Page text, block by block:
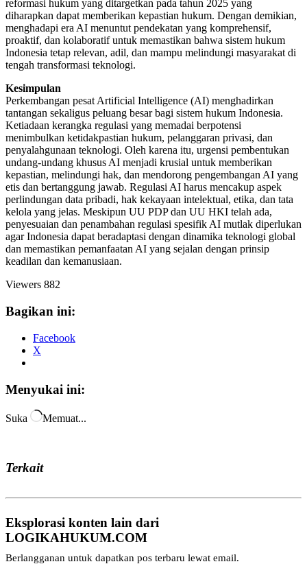
reformasi hukum yang ditargetkan pada tahun 2025 yang
diharapkan dapat memberikan kepastian hukum. Dengan demikian,
menghadapi era AI menuntut pendekatan yang komprehensif,
proaktif, dan kolaboratif untuk memastikan bahwa sistem hukum
Indonesia tetap relevan, adil, dan mampu melindungi masyarakat di
tengah transformasi teknologi.
Kesimpulan
Perkembangan pesat Artificial Intelligence (AI) menghadirkan
tantangan sekaligus peluang besar bagi sistem hukum Indonesia.
Ketiadaan kerangka regulasi yang memadai berpotensi
menimbulkan ketidakpastian hukum, pelanggaran privasi, dan
penyalahgunaan teknologi. Oleh karena itu, urgensi pembentukan
undang-undang khusus AI menjadi krusial untuk memberikan
kepastian, melindungi hak, dan mendorong pengembangan AI yang
etis dan bertanggung jawab. Regulasi AI harus mencakup aspek
perlindungan data pribadi, hak kekayaan intelektual, etika, dan tata
kelola yang jelas. Meskipun UU PDP dan UU HKI telah ada,
penyesuaian dan penambahan regulasi spesifik AI mutlak diperlukan
agar Indonesia dapat beradaptasi dengan dinamika teknologi global
dan memastikan pemanfaatan AI yang sejalan dengan prinsip
keadilan dan kemanusiaan.
Viewers 882
Bagikan ini:
Facebook
X
Menyukai ini:
Suka Memuat...
Terkait
Eksplorasi konten lain dari
LOGIKAHUKUM.COM
Berlangganan untuk dapatkan pos terbaru lewat email.